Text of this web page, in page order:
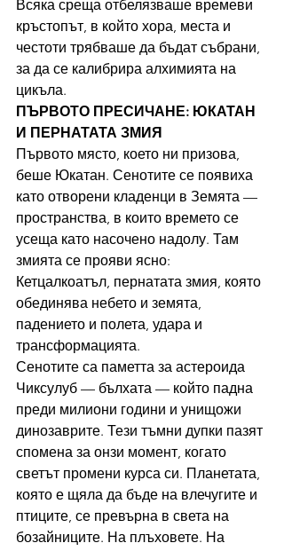
Всяка среща отбелязваше времеви
кръстопът, в който хора, места и
честоти трябваше да бъдат събрани,
за да се калибрира алхимията на
цикъла.
ПЪРВОТО ПРЕСИЧАНЕ: ЮКАТАН
И ПЕРНАТАТА ЗМИЯ
Първото място, което ни призова,
беше Юкатан. Сенотите се появиха
като отворени кладенци в Земята —
пространства, в които времето се
усеща като насочено надолу. Там
змията се прояви ясно:
Кетцалкоатъл, пернатата змия, която
обединява небето и земята,
падението и полета, удара и
трансформацията.
Сенотите са паметта за астероида
Чиксулуб — бълхата — който падна
преди милиони години и унищожи
динозаврите. Тези тъмни дупки пазят
спомена за онзи момент, когато
светът промени курса си. Планетата,
която е щяла да бъде на влечугите и
птиците, се превърна в света на
бозайниците. На плъховете. На